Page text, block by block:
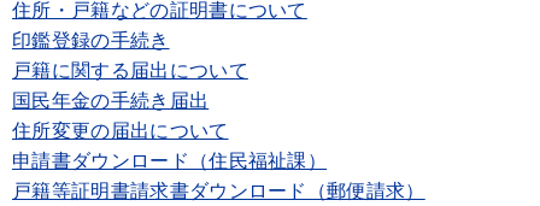
住所・戸籍などの証明書について
印鑑登録の手続き
戸籍に関する届出について
国民年金の手続き届出
住所変更の届出について
申請書ダウンロード（住民福祉課）
戸籍等証明書請求書ダウンロード（郵便請求）